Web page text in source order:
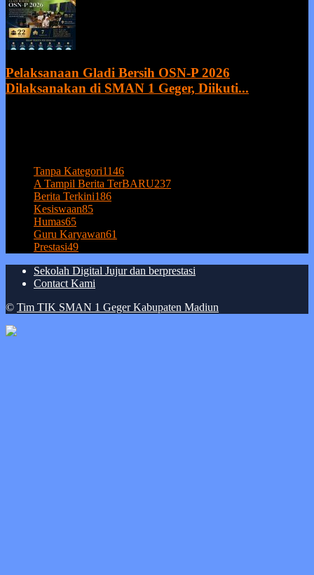
Pelaksanaan Gladi Bersih OSN-P 2026
Dilaksanakan di SMAN 1 Geger, Diikuti...
Tanpa Kategori1146
A Tampil Berita TerBARU237
Berita Terkini186
Kesiswaan85
Humas65
Guru Karyawan61
Prestasi49
Sekolah Digital Jujur dan berprestasi
Contact Kami
© Tim TIK SMAN 1 Geger Kabupaten Madiun